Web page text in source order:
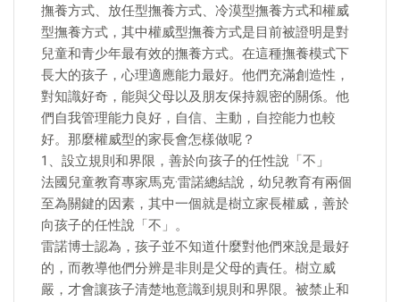
撫養方式、放任型撫養方式、冷漠型撫養方式和權威
型撫養方式，其中權威型撫養方式是目前被證明是對
兒童和青少年最有效的撫養方式。在這種撫養模式下
長大的孩子，心理適應能力最好。他們充滿創造性，
對知識好奇，能與父母以及朋友保持親密的關係。他
們自我管理能力良好，自信、主動，自控能力也較
好。那麼權威型的家長會怎樣做呢？
1、設立規則和界限，善於向孩子的任性說「不」
法國兒童教育專家馬克·雷諾總結說，幼兒教育有兩個
至為關鍵的因素，其中一個就是樹立家長權威，善於
向孩子的任性說「不」。
雷諾博士認為，孩子並不知道什麼對他們來說是最好
的，而教導他們分辨是非則是父母的責任。樹立威
嚴，才會讓孩子清楚地意識到規則和界限。被禁止和